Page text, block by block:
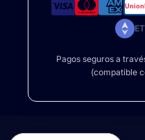
Pagos seguros a
(compatible